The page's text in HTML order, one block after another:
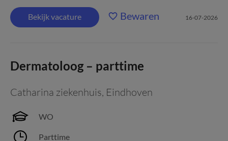
Bekijk vacature Bewaren 16-07-2026
Dermatoloog – parttime
Catharina ziekenhuis, Eindhoven
WO
Parttime